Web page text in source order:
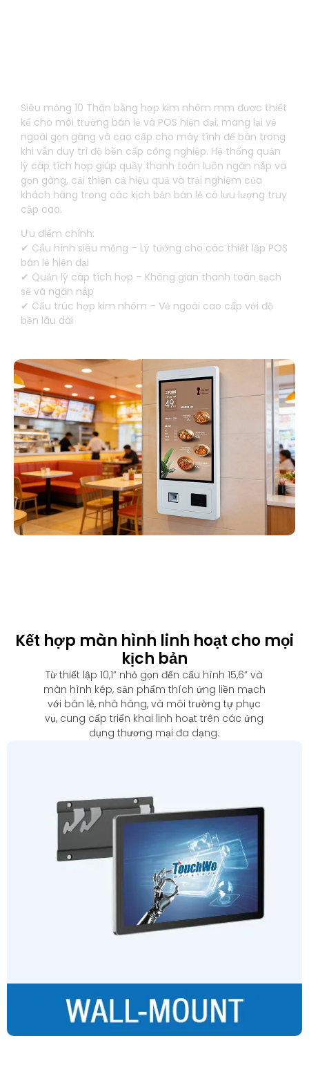
Siêu mỏng 10 Thân bằng hợp kim nhôm mm được thiết
kế cho môi trường bán lẻ và POS hiện đại, mang lại vẻ
ngoài gọn gàng và cao cấp cho máy tính để bàn trong
khi vẫn duy trì độ bền cấp công nghiệp. Hệ thống quản
lý cáp tích hợp giúp quầy thanh toán luôn ngăn nắp và
gọn gàng, cải thiện cả hiệu quả và trải nghiệm của
khách hàng trong các kịch bản bán lẻ có lưu lượng truy
cập cao.
Ưu điểm chính:
✔ Cấu hình siêu mỏng – Lý tưởng cho các thiết lập POS
bán lẻ hiện đại
✔ Quản lý cáp tích hợp – Không gian thanh toán sạch
sẽ và ngăn nắp
✔ Cấu trúc hợp kim nhôm – Vẻ ngoài cao cấp với độ
bền lâu dài
Kết hợp màn hình linh hoạt cho mọi
kịch bản
Từ thiết lập 10,1” nhỏ gọn đến cấu hình 15,6” và
màn hình kép, sản phẩm thích ứng liền mạch
với bán lẻ, nhà hàng, và môi trường tự phục
vụ, cung cấp triển khai linh hoạt trên các ứng
dụng thương mại đa dạng.